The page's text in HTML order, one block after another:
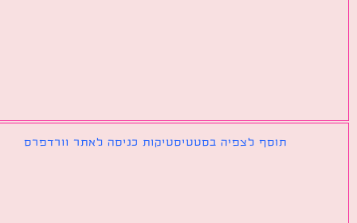
תוסף לצפיה בסטטיסטיקות כניסה לאתר וורדפרס